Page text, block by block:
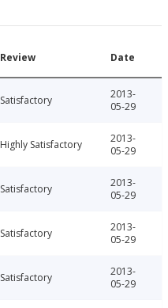
Review Date
Satisfactory
2013-
05-29
Highly Satisfactory
2013-
05-29
Satisfactory
2013-
05-29
Satisfactory
2013-
05-29
Satisfactory
2013-
05-29